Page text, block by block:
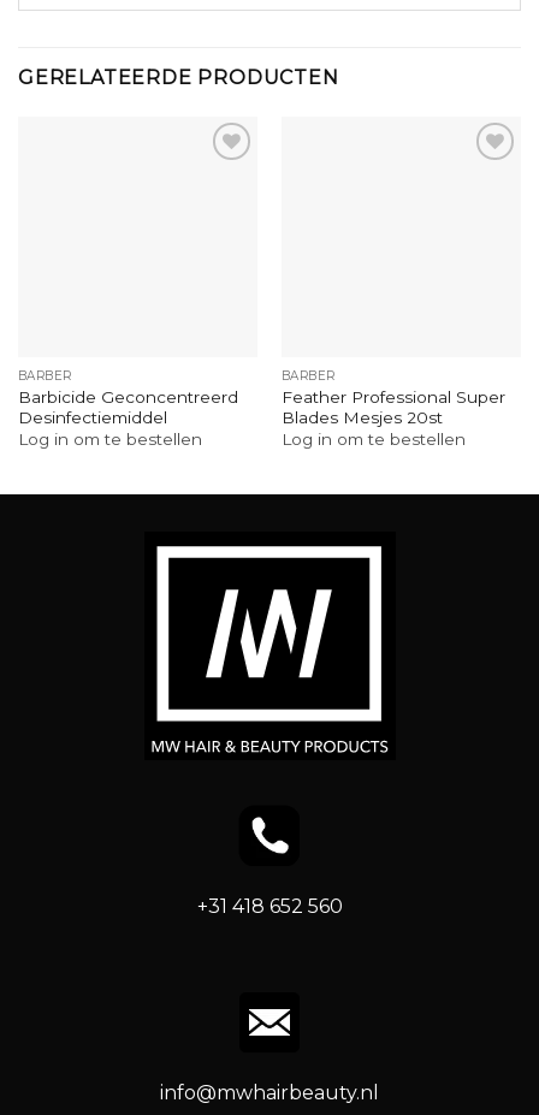
GERELATEERDE PRODUCTEN
BARBER
Barbicide Geconcentreerd
Desinfectiemiddel
Log in om te bestellen
BARBER
Feather Professional Super
Blades Mesjes 20st
Log in om te bestellen
+31 418 652 560
info@mwhairbeauty.nl